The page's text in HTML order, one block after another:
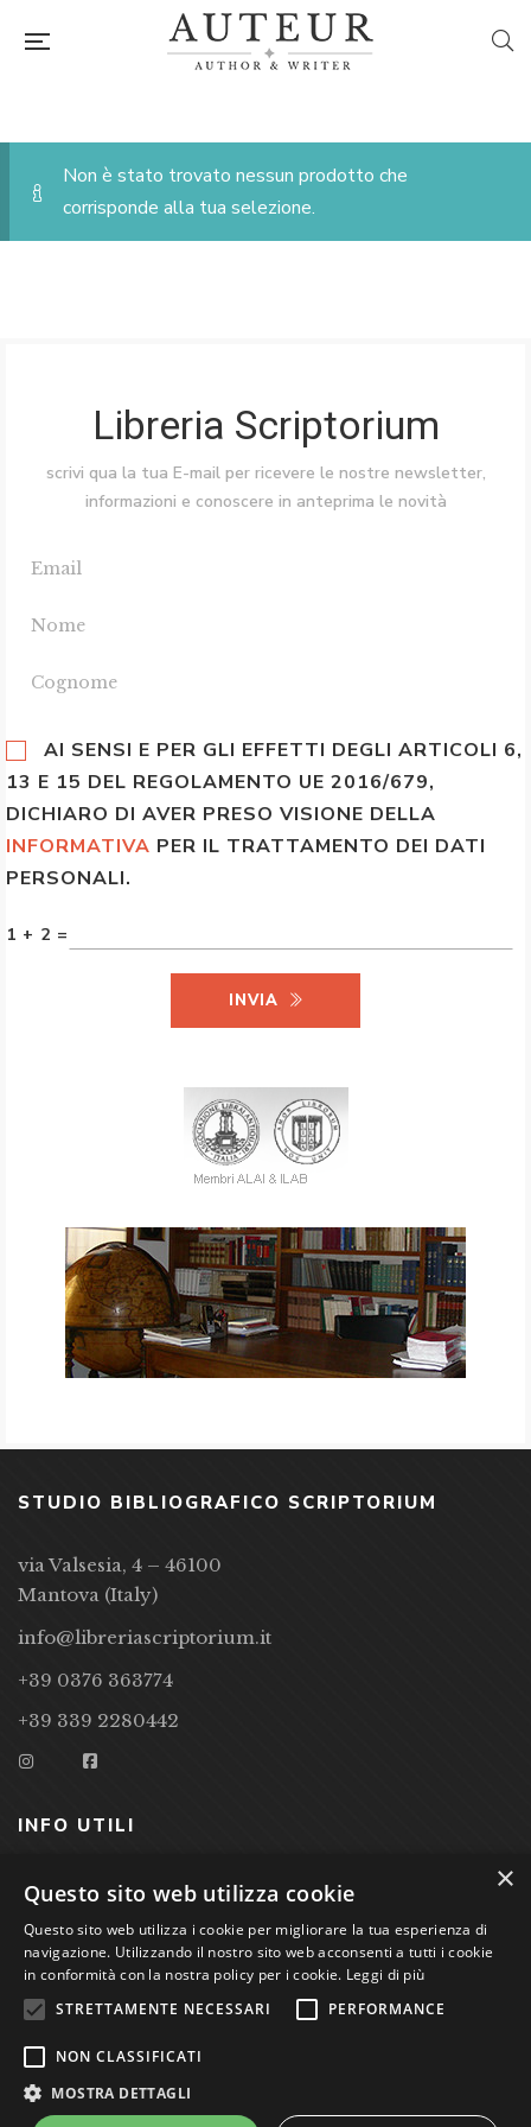
Non è stato trovato nessun prodotto che
corrisponde alla tua selezione.
Libreria Scriptorium
scrivi qua la tua E-mail per ricevere le nostre newsletter,
informazioni e conoscere in anteprima le novità
AI SENSI E PER GLI EFFETTI DEGLI ARTICOLI 6,
13 E 15 DEL REGOLAMENTO UE 2016/679,
DICHIARO DI AVER PRESO VISIONE DELLA
INFORMATIVA PER IL TRATTAMENTO DEI DATI
PERSONALI.
1 + 2 =
INVIA
STUDIO BIBLIOGRAFICO SCRIPTORIUM
via Valsesia, 4 – 46100
Mantova (Italy)
info@libreriascriptorium.it
+39 0376 363774
+39 339 2280442
INFO UTILI
CONDIZIONI DI VENDITA
PRIVACY POLICY
COOKIE POLICY
Studio Bibliografico Scriptorium Dott.ssa Sara Bassi VAT
nr. 01744000207
×
Questo sito web utilizza cookie
Questo sito web utilizza i cookie per migliorare la tua esperienza di
navigazione. Utilizzando il nostro sito web acconsenti a tutti i cookie
in conformità con la nostra policy per i cookie. Leggi di più
STRETTAMENTE NECESSARI
PERFORMANCE
NON CLASSIFICATI
MOSTRA DETTAGLI